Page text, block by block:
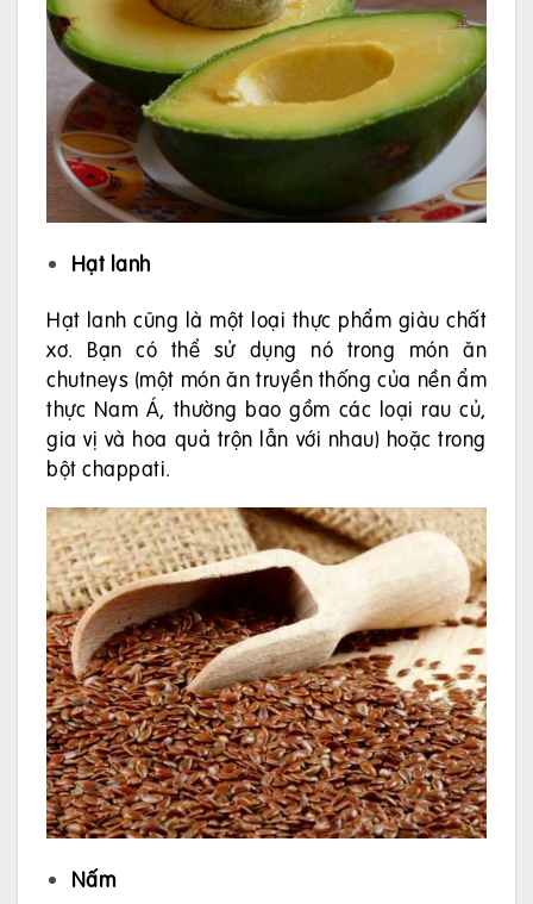
Hạt lanh
Hạt lanh cũng là một loại thực phẩm giàu chất
xơ. Bạn có thể sử dụng nó trong món ăn
chutneys (một món ăn truyền thống của nền ẩm
thực Nam Á, thường bao gồm các loại rau củ,
gia vị và hoa quả trộn lẫn với nhau) hoặc trong
bột chappati.
Nấm